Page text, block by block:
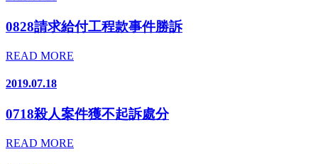
0828請求給付工程款事件勝訴
READ MORE
2019.07.18
0718殺人案件獲不起訴處分
READ MORE